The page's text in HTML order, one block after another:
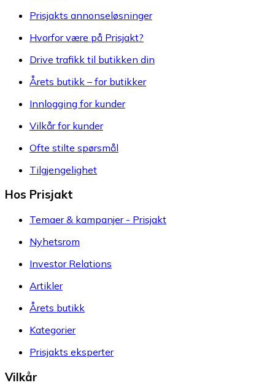
Prisjakts annonseløsninger
Hvorfor være på Prisjakt?
Drive trafikk til butikken din
Årets butikk – for butikker
Innlogging for kunder
Vilkår for kunder
Ofte stilte spørsmål
Tilgjengelighet
Hos Prisjakt
Temaer & kampanjer - Prisjakt
Nyhetsrom
Investor Relations
Artikler
Årets butikk
Kategorier
Prisjakts eksperter
Vilkår